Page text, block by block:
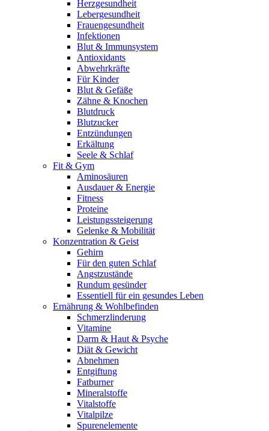
Herzgesundheit
Lebergesundheit
Frauengesundheit
Infektionen
Blut & Immunsystem
Antioxidants
Abwehrkräfte
Für Kinder
Blut & Gefäße
Zähne & Knochen
Blutdruck
Blutzucker
Entzündungen
Erkältung
Seele & Schlaf
Fit & Gym
Aminosäuren
Ausdauer & Energie
Fitness
Proteine
Leistungssteigerung
Gelenke & Mobilität
Konzentration & Geist
Gehirn
Für den guten Schlaf
Angstzustände
Rundum gesünder
Essentiell für ein gesundes Leben
Ernährung & Wohlbefinden
Schmerzlinderung
Vitamine
Darm & Haut & Psyche
Diät & Gewicht
Abnehmen
Entgiftung
Fatburner
Mineralstoffe
Vitalstoffe
Vitalpilze
Spurenelemente